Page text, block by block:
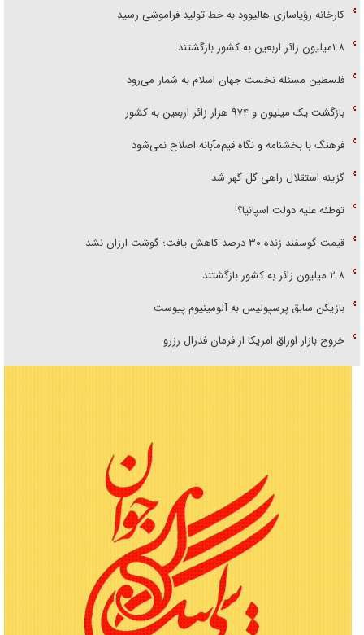
کارخانه رؤیاسازی هالیوود به خط تولید فراموشی رسید
۱.۸میلیون زائر اربعین به کشور بازگشتند
فلسطین مسئله نخست جهان اسلام به شمار می‌رود
بازگشت یک میلیون و ۹۷۴ هزار زائر اربعین به کشور
فرهنگ با بخشنامه و نگاه قیم‌مآبانه اصلاح نمی‌شود
گزینه استقلال راهی گل گهر شد
توطئه علیه دولت اسپانیا؟!
قیمت گوسفند زنده ۳۰ درصد کاهش یافت؛ گوشت ارزان نشد
۲.۸ میلیون زائر به کشور بازگشتند
بازیکن سابق پرسپولیس به آلومینیوم پیوست
خروج بازار اوراق امریکا از فرمان فدرال رزرو